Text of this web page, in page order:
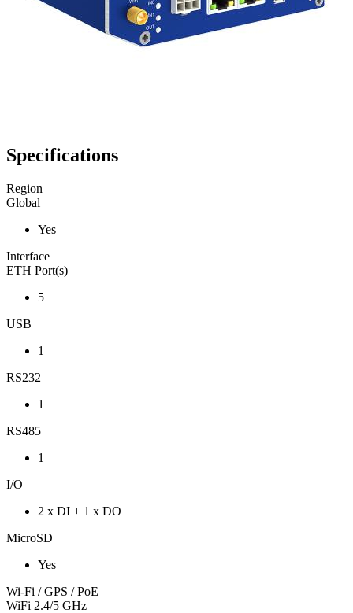
Specifications
Region
Global
Yes
Interface
ETH Port(s)
5
USB
1
RS232
1
RS485
1
I/O
2 x DI + 1 x DO
MicroSD
Yes
Wi-Fi / GPS / PoE
WiFi 2.4/5 GHz